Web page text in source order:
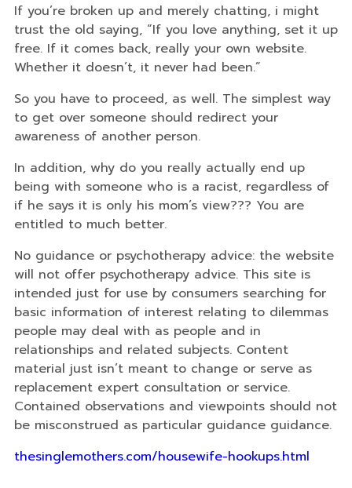
If you’re broken up and merely chatting, i might
trust the old saying, “If you love anything, set it up
free. If it comes back, really your own website.
Whether it doesn’t, it never had been.”
So you have to proceed, as well. The simplest way
to get over someone should redirect your
awareness of another person.
In addition, why do you really actually end up
being with someone who is a racist, regardless of
if he says it is only his mom’s view??? You are
entitled to much better.
No guidance or psychotherapy advice: the website
will not offer psychotherapy advice. This site is
intended just for use by consumers searching for
basic information of interest relating to dilemmas
people may deal with as people and in
relationships and related subjects. Content
material just isn’t meant to change or serve as
replacement expert consultation or service.
Contained observations and viewpoints should not
be misconstrued as particular guidance guidance.
thesinglemothers.com/housewife-hookups.html